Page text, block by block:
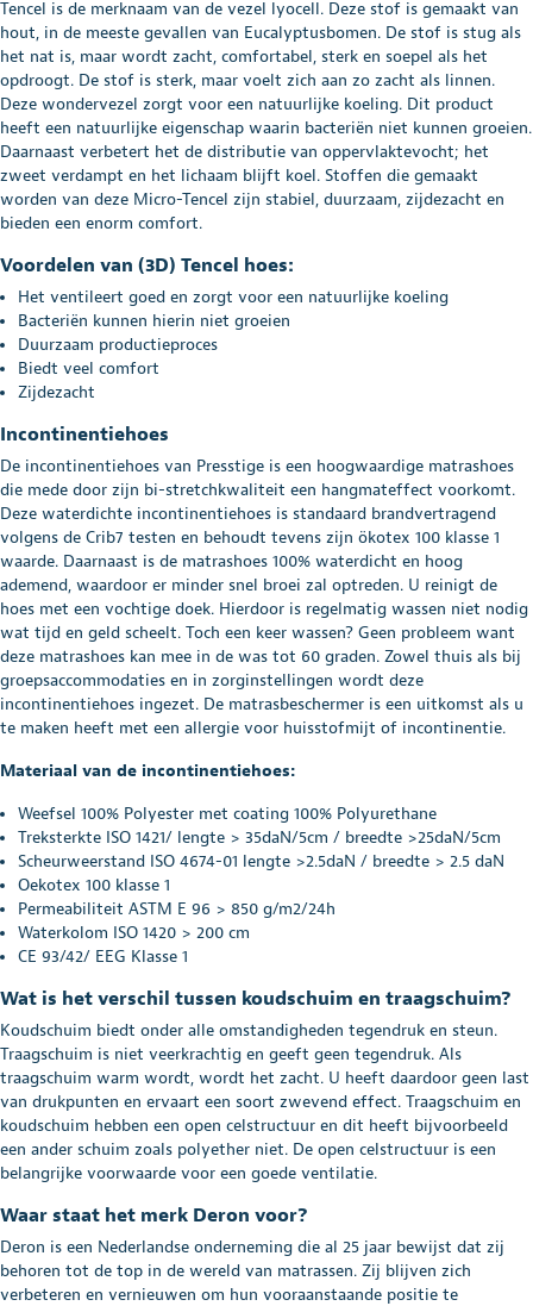
Tencel is de merknaam van de vezel lyocell. Deze stof is gemaakt van
hout, in de meeste gevallen van Eucalyptusbomen. De stof is stug als
het nat is, maar wordt zacht, comfortabel, sterk en soepel als het
opdroogt. De stof is sterk, maar voelt zich aan zo zacht als linnen.
Deze wondervezel zorgt voor een natuurlijke koeling. Dit product
heeft een natuurlijke eigenschap waarin bacteriën niet kunnen groeien.
Daarnaast verbetert het de distributie van oppervlaktevocht; het
zweet verdampt en het lichaam blijft koel. Stoffen die gemaakt
worden van deze Micro-Tencel zijn stabiel, duurzaam, zijdezacht en
bieden een enorm comfort.
Voordelen van (3D) Tencel hoes:
Het ventileert goed en zorgt voor een natuurlijke koeling
Bacteriën kunnen hierin niet groeien
Duurzaam productieproces
Biedt veel comfort
Zijdezacht
Incontinentiehoes
De incontinentiehoes van Presstige is een hoogwaardige matrashoes
die mede door zijn bi-stretchkwaliteit een hangmateffect voorkomt.
Deze waterdichte incontinentiehoes is standaard brandvertragend
volgens de Crib7 testen en behoudt tevens zijn ökotex 100 klasse 1
waarde. Daarnaast is de matrashoes 100% waterdicht en hoog
ademend, waardoor er minder snel broei zal optreden. U reinigt de
hoes met een vochtige doek. Hierdoor is regelmatig wassen niet nodig
wat tijd en geld scheelt. Toch een keer wassen? Geen probleem want
deze matrashoes kan mee in de was tot 60 graden. Zowel thuis als bij
groepsaccommodaties en in zorginstellingen wordt deze
incontinentiehoes ingezet. De matrasbeschermer is een uitkomst als u
te maken heeft met een allergie voor huisstofmijt of incontinentie.
Materiaal van de incontinentiehoes:
Weefsel 100% Polyester met coating 100% Polyurethane
Treksterkte ISO 1421/ lengte > 35daN/5cm / breedte >25daN/5cm
Scheurweerstand ISO 4674-01 lengte >2.5daN / breedte > 2.5 daN
Oekotex 100 klasse 1
Permeabiliteit ASTM E 96 > 850 g/m2/24h
Waterkolom ISO 1420 > 200 cm
CE 93/42/ EEG Klasse 1
Wat is het verschil tussen koudschuim en traagschuim?
Koudschuim biedt onder alle omstandigheden tegendruk en steun.
Traagschuim is niet veerkrachtig en geeft geen tegendruk. Als
traagschuim warm wordt, wordt het zacht. U heeft daardoor geen last
van drukpunten en ervaart een soort zwevend effect. Traagschuim en
koudschuim hebben een open celstructuur en dit heeft bijvoorbeeld
een ander schuim zoals polyether niet. De open celstructuur is een
belangrijke voorwaarde voor een goede ventilatie.
Waar staat het merk Deron voor?
Deron is een Nederlandse onderneming die al 25 jaar bewijst dat zij
behoren tot de top in de wereld van matrassen. Zij blijven zich
verbeteren en vernieuwen om hun vooraanstaande positie te